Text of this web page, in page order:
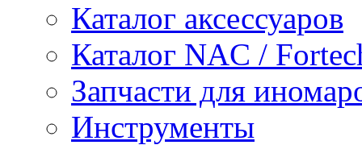
Каталог аксессуаров
Каталог NAC /
Запчасти для
Инструменты